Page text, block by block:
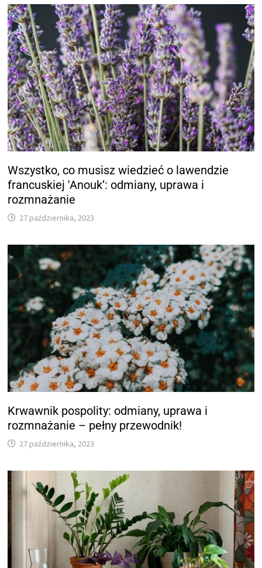
Wszystko, co musisz wiedzieć o lawendzie
francuskiej 'Anouk’: odmiany, uprawa i
rozmnażanie
27 października, 2023
Krwawnik pospolity: odmiany, uprawa i
rozmnażanie – pełny przewodnik!
27 października, 2023